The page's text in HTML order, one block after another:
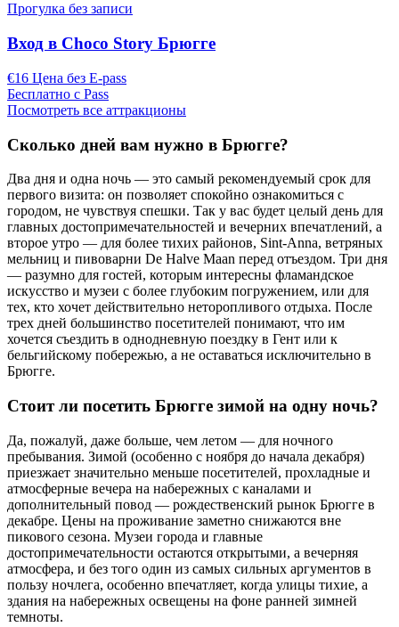
Прогулка без записи
Вход в Choco Story Брюгге
€16 Цена без E-pass
Бесплатно с Pass
Посмотреть все аттракционы
Сколько дней вам нужно в Брюгге?
Два дня и одна ночь — это самый рекомендуемый срок для
первого визита: он позволяет спокойно ознакомиться с
городом, не чувствуя спешки. Так у вас будет целый день для
главных достопримечательностей и вечерних впечатлений, а
второе утро — для более тихих районов, Sint-Anna, ветряных
мельниц и пивоварни De Halve Maan перед отъездом. Три дня
— разумно для гостей, которым интересны фламандское
искусство и музеи с более глубоким погружением, или для
тех, кто хочет действительно неторопливого отдыха. После
трех дней большинство посетителей понимают, что им
хочется съездить в однодневную поездку в Гент или к
бельгийскому побережью, а не оставаться исключительно в
Брюгге.
Стоит ли посетить Брюгге зимой на одну ночь?
Да, пожалуй, даже больше, чем летом — для ночного
пребывания. Зимой (особенно с ноября до начала декабря)
приезжает значительно меньше посетителей, прохладные и
атмосферные вечера на набережных с каналами и
дополнительный повод — рождественский рынок Брюгге в
декабре. Цены на проживание заметно снижаются вне
пикового сезона. Музеи города и главные
достопримечательности остаются открытыми, а вечерняя
атмосфера, и без того один из самых сильных аргументов в
пользу ночлега, особенно впечатляет, когда улицы тихие, а
здания на набережных освещены на фоне ранней зимней
темноты.